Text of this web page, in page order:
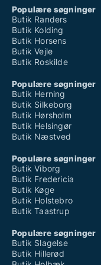
Populære søgninger
Butik Randers
Butik Kolding
Butik Horsens
Butik Vejle
Butik Roskilde
Populære søgninger
Butik Herning
Butik Silkeborg
Butik Hørsholm
Butik Helsingør
Butik Næstved
Populære søgninger
Butik Viborg
Butik Fredericia
Butik Køge
Butik Holstebro
Butik Taastrup
Populære søgninger
Butik Slagelse
Butik Hillerød